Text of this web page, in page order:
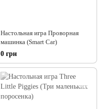
Настольная игра Проворная
машинка (Smart Car)
0 грн